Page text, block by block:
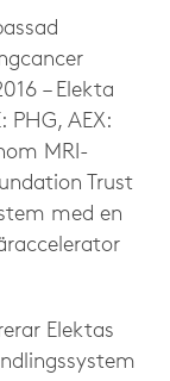
– Elekta
PHG, AEX:
MRI-
Trust
med en
Elektas